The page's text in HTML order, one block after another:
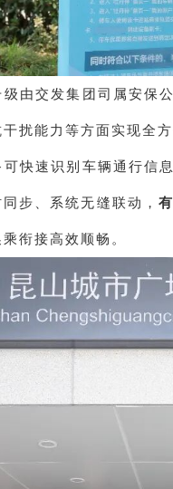
级由交发集团司属安保
扰能力等方面实现全方
可快速识别车辆通行信
步、系统无缝联动，
衔接高效顺畅。